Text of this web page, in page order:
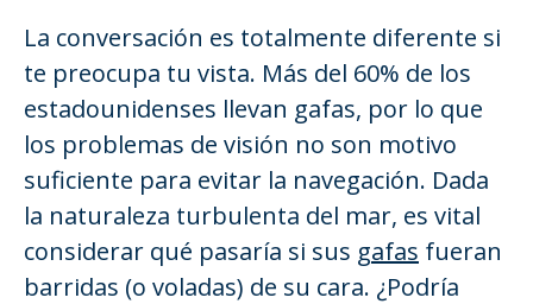
La conversación es totalmente diferente si
te preocupa tu vista. Más del 60% de los
estadounidenses llevan gafas, por lo que
los problemas de visión no son motivo
suficiente para evitar la navegación. Dada
la naturaleza turbulenta del mar, es vital
considerar qué pasaría si sus gafas fueran
barridas (o voladas) de su cara. ¿Podría